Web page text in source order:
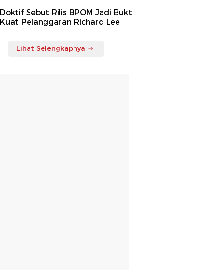
Doktif Sebut Rilis BPOM Jadi Bukti
Kuat Pelanggaran Richard Lee
Lihat Selengkapnya